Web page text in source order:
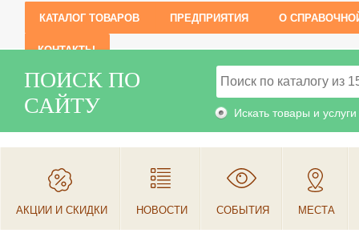
КАТАЛОГ ТОВАРОВ ПРЕДПРИЯТИЯ О
КОНТАКТЫ
ПОИСК ПО
САЙТУ
Искать товары и услуги
АКЦИИ И СКИДКИ НОВОСТИ СОБЫТИЯ МЕСТА